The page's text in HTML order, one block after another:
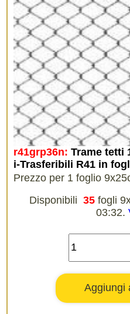
r41grp36n: Trame tetti
i-Trasferibili R41 in
Prezzo per 1 foglio
Disponibili 35 fogli
03:32.